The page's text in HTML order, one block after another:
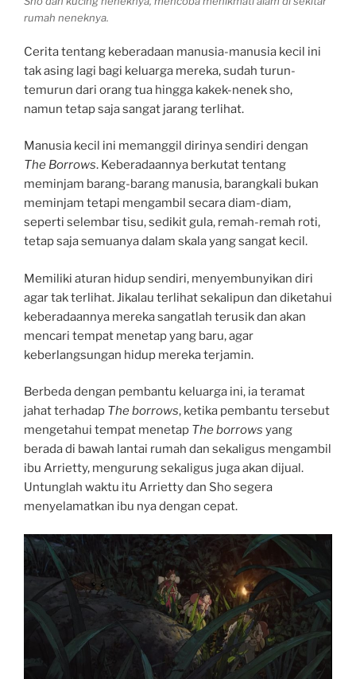
rumah neneknya.
Cerita tentang keberadaan manusia-manusia kecil ini
tak asing lagi bagi keluarga mereka, sudah turun-
temurun dari orang tua hingga kakek-nenek sho,
namun tetap saja sangat jarang terlihat.
Manusia kecil ini memanggil dirinya sendiri dengan
The Borrows. Keberadaannya berkutat tentang
meminjam barang-barang manusia, barangkali bukan
meminjam tetapi mengambil secara diam-diam,
seperti selembar tisu, sedikit gula, remah-remah roti,
tetap saja semuanya dalam skala yang sangat kecil.
Memiliki aturan hidup sendiri, menyembunyikan diri
agar tak terlihat. Jikalau terlihat sekalipun dan diketahui
keberadaannya mereka sangatlah terusik dan akan
mencari tempat menetap yang baru, agar
keberlangsungan hidup mereka terjamin.
Berbeda dengan pembantu keluarga ini, ia teramat
jahat terhadap The borrows, ketika pembantu tersebut
mengetahui tempat menetap The borrows yang
berada di bawah lantai rumah dan sekaligus mengambil
ibu Arrietty, mengurung sekaligus juga akan dijual.
Untunglah waktu itu Arrietty dan Sho segera
menyelamatkan ibu nya dengan cepat.